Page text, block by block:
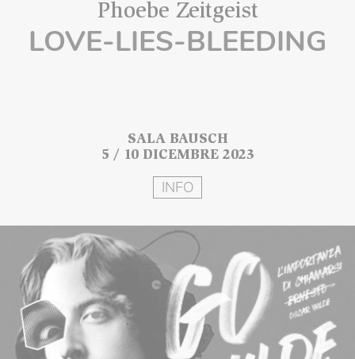
Phoebe Zeitgeist
LOVE-LIES-BLEEDING
SALA BAUSCH
5 / 10 DICEMBRE 2023
INFO